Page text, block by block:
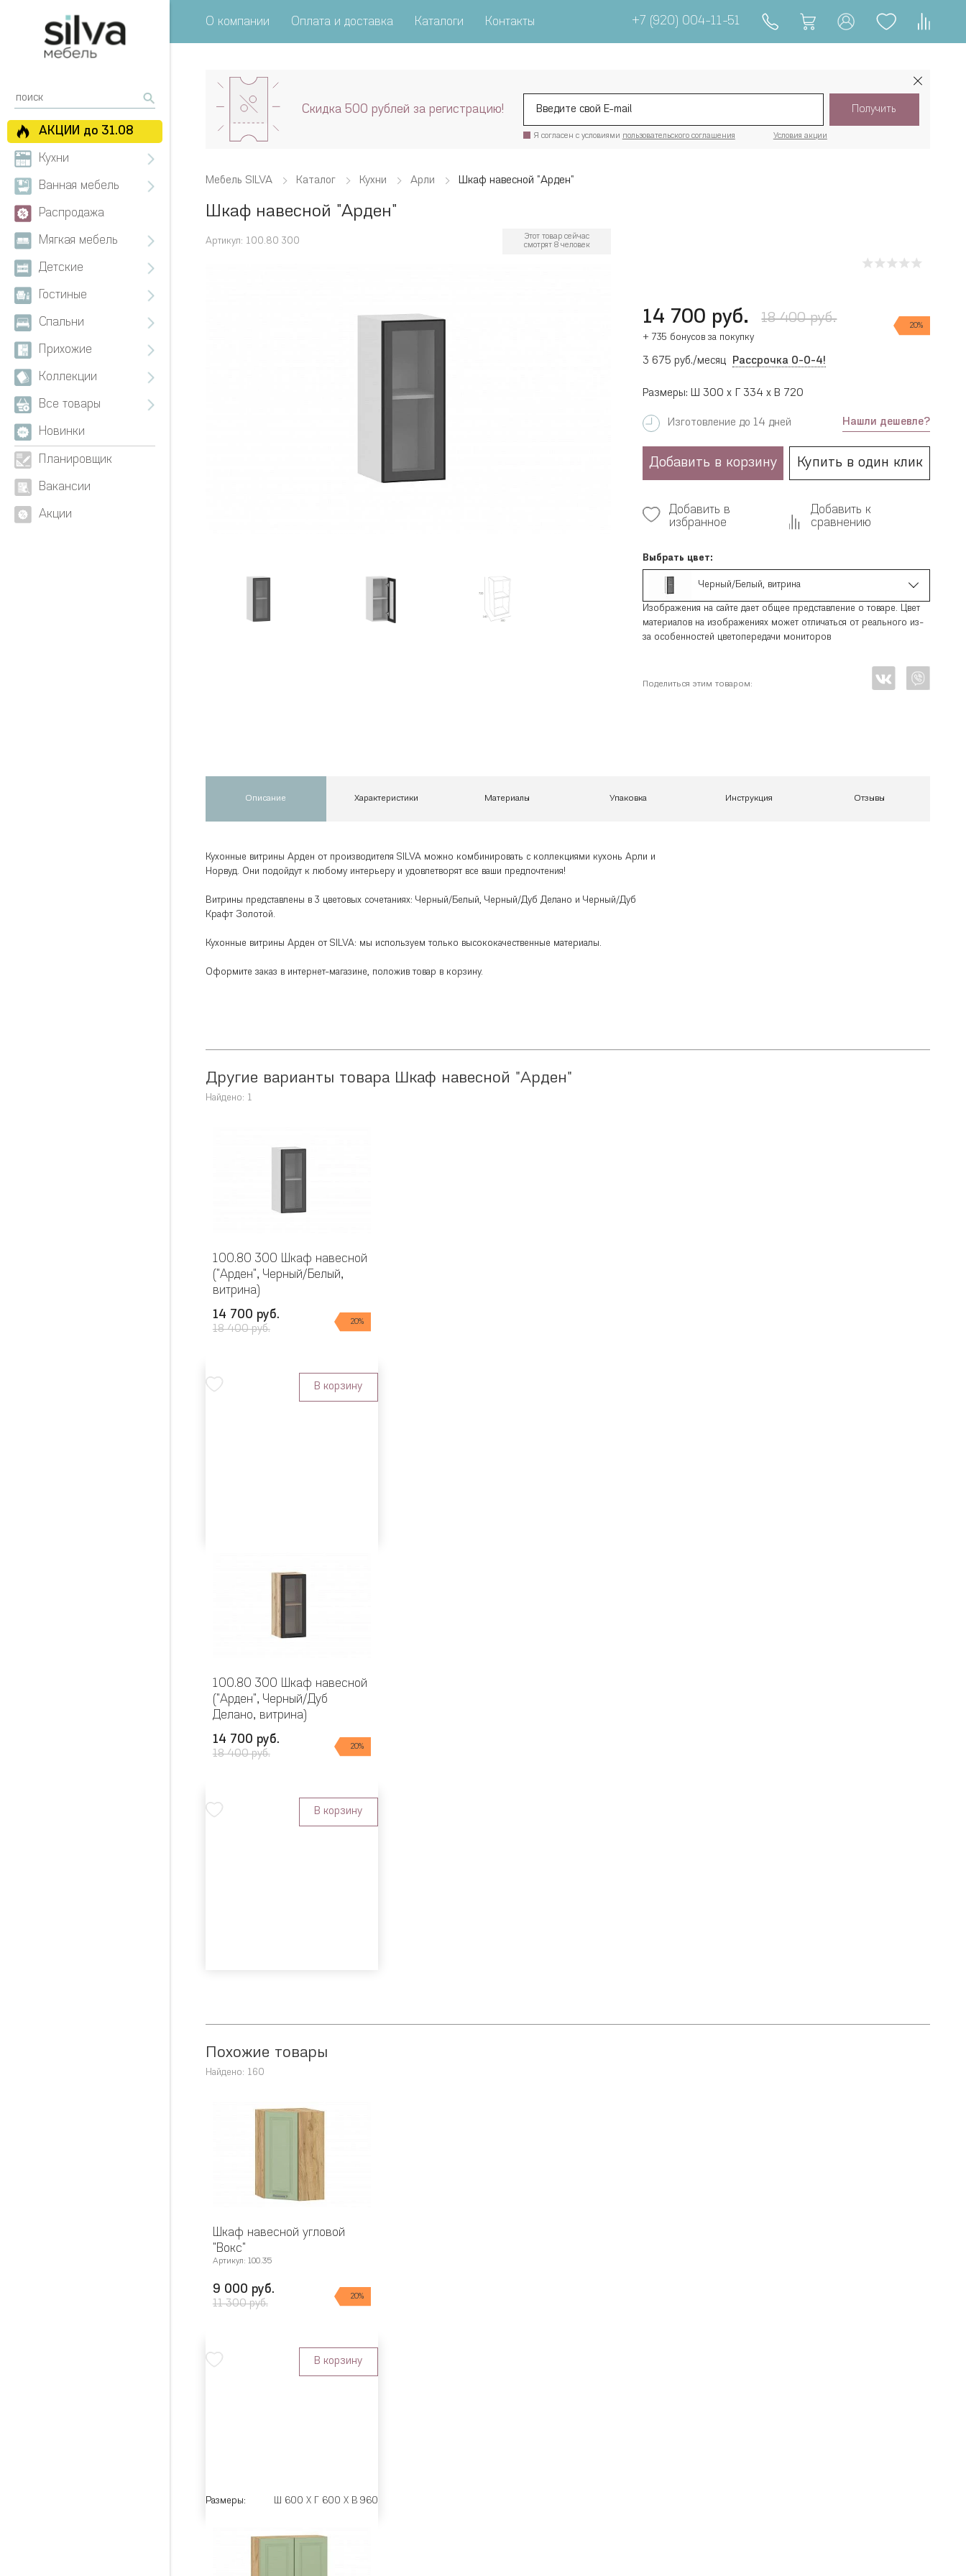
О компании Оплата и доставка Каталоги Контакты +7 (920) 004-11-51
АКЦИИ до 31.08
Кухни
Ванная мебель
Распродажа
Мягкая мебель
Детские
Гостиные
Спальни
Прихожие
Коллекции
Все товары
Новинки
Планировщик
Вакансии
Акции
Скидка 500 рублей за регистрацию! Получить
Я согласен с условиями пользовательского соглашения Условия акции
Мебель SILVA Каталог Кухни Арли Шкаф навесной "Арден"
Шкаф навесной "Арден"
Артикул: 100.80 300
Этот товар сейчас
смотрят 8 человек
14 700 руб. 18 400 руб.
20%
+ 735 бонусов за покупку
3 675 руб./месяц Рассрочка 0-0-4!
Размеры: Ш 300 x Г 334 x В 720
Изготовление до 14 дней Нашли дешевле?
Добавить в корзину Купить в один клик
Добавить в
избранное
Добавить к
сравнению
Выбрать цвет:
Черный/Белый, витрина
Изображения на сайте дает общее представление о товаре. Цвет
материалов на изображениях может отличаться от реального из-
за особенностей цветопередачи мониторов
Поделиться этим товаром:
Описание Характеристики Материалы Упаковка Инструкция Отзывы
Кухонные витрины Арден от производителя SILVA можно комбинировать с коллекциями кухонь Арли и
Норвуд. Они подойдут к любому интерьеру и удовлетворят все ваши предпочтения!
Витрины представлены в 3 цветовых сочетаниях: Черный/Белый, Черный/Дуб Делано и Черный/Дуб
Крафт Золотой.
Кухонные витрины Арден от SILVA: мы используем только высококачественные материалы.
Оформите заказ в интернет-магазине, положив товар в корзину.
Другие варианты товара Шкаф навесной "Арден"
Найдено: 1
100.80 300 Шкаф навесной
("Арден", Черный/Белый,
витрина)
14 700 руб.
18 400 руб.
20%
В корзину
100.80 300 Шкаф навесной
("Арден", Черный/Дуб
Делано, витрина)
14 700 руб.
18 400 руб.
20%
В корзину
Похожие товары
Найдено: 160
Шкаф навесной угловой
"Вокс"
Артикул: 100.35
9 000 руб.
11 300 руб.
20%
В корзину
Размеры: Ш 600 X Г 600 X В 960